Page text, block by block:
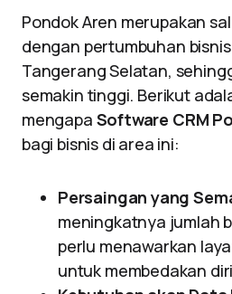
Pondok Aren merupakan
dengan pertumbuhan
Tangerang Selatan,
semakin tinggi. Berikut
mengapa Software CRM
bagi bisnis di area ini:
Persaingan yang
meningkatnya jumlah
perlu menawarkan
untuk membedakan